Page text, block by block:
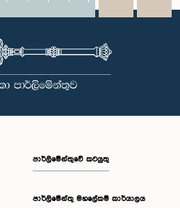
WhatsAppLinkedIn
පාර්ලිමේන්තුවේ කටයුතු
පාර්ලිමේන්තු මහලේකම් කාර්යාලය